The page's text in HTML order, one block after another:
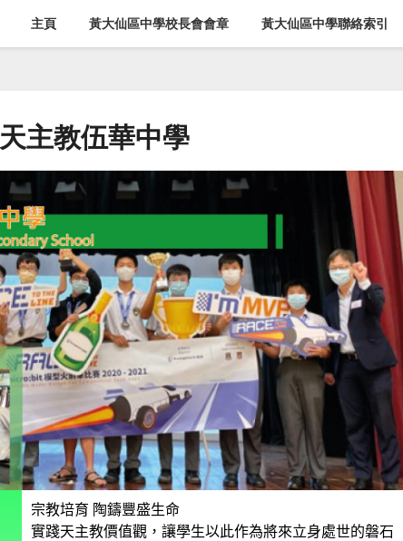
主頁 黃大仙區中學校長會會章 黃大仙區中學聯絡索引
天主教伍華中學
宗教培育 陶鑄豐盛生命
實踐天主教價值觀，讓學生以此作為將來立身處世的磐石